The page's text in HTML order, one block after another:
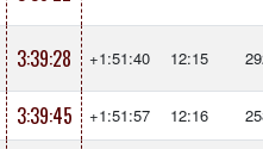
3:39:28 +1:51:40 12:15
3:39:45 +1:51:57 12:16